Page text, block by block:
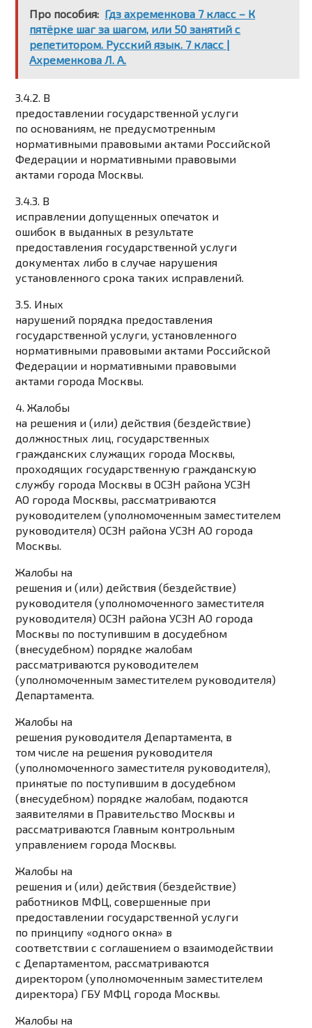
Про пособия: Гдз ахременкова 7 класс – К
пятёрке шаг за шагом, или 50 занятий с
репетитором. Русский язык. 7 класс |
Ахременкова Л. А.
3.4.2. В
предоставлении государственной услуги
по основаниям, не предусмотренным
нормативными правовыми актами Российской
Федерации и нормативными правовыми
актами города Москвы.
3.4.3. В
исправлении допущенных опечаток и
ошибок в выданных в результате
предоставления государственной услуги
документах либо в случае нарушения
установленного срока таких исправлений.
3.5. Иных
нарушений порядка предоставления
государственной услуги, установленного
нормативными правовыми актами Российской
Федерации и нормативными правовыми
актами города Москвы.
4. Жалобы
на решения и (или) действия (бездействие)
должностных лиц, государственных
гражданских служащих города Москвы,
проходящих государственную гражданскую
службу города Москвы в ОСЗН района УСЗН
АО города Москвы, рассматриваются
руководителем (уполномоченным заместителем
руководителя) ОСЗН района УСЗН АО города
Москвы.
Жалобы на
решения и (или) действия (бездействие)
руководителя (уполномоченного заместителя
руководителя) ОСЗН района УСЗН АО города
Москвы по поступившим в досудебном
(внесудебном) порядке жалобам
рассматриваются руководителем
(уполномоченным заместителем руководителя)
Департамента.
Жалобы на
решения руководителя Департамента, в
том числе на решения руководителя
(уполномоченного заместителя руководителя),
принятые по поступившим в досудебном
(внесудебном) порядке жалобам, подаются
заявителями в Правительство Москвы и
рассматриваются Главным контрольным
управлением города Москвы.
Жалобы на
решения и (или) действия (бездействие)
работников МФЦ, совершенные при
предоставлении государственной услуги
по принципу «одного окна» в
соответствии с соглашением о взаимодействии
с Департаментом, рассматриваются
директором (уполномоченным заместителем
директора) ГБУ МФЦ города Москвы.
Жалобы на